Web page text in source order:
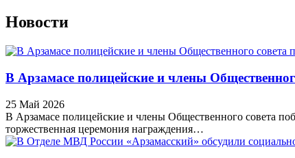
Новости
В Арзамасе полицейские и члены
25 Май 2026
В Арзамасе полицейские и члены Общественного совета
торжественная церемония награждения…